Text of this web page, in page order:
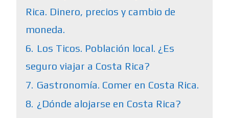
Rica. Dinero, precios y cambio de
moneda.
6. Los Ticos. Población local. ¿Es
seguro viajar a Costa Rica?
7. Gastronomía. Comer en Costa Rica.
8. ¿Dónde alojarse en Costa Rica?